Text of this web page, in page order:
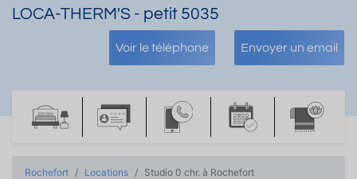
LOCA-THERM'S - petit 5035
Voir le téléphone Envoyer un email
Rochefort Locations Studio 0 chr. à Rochefort